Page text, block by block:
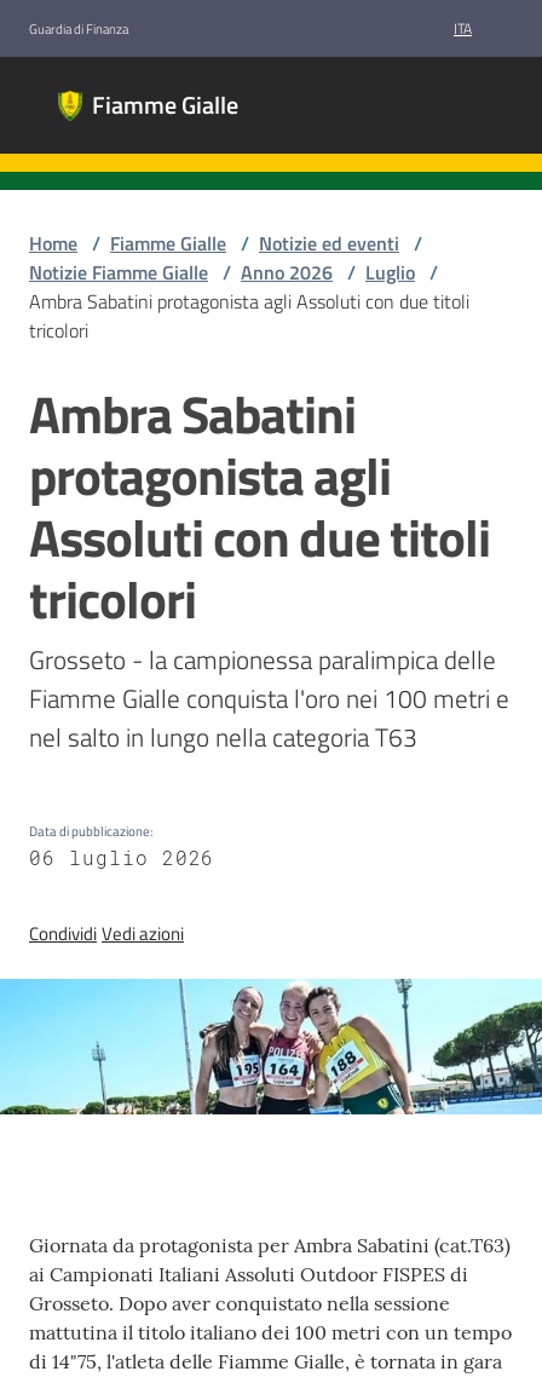
Guardia di Finanza ITA
Fiamme Gialle
Gialle
Gruppi
Sportivi
Finanza
Chi
Discipline
Sezioni
giovanili
Paralimpico
eventi
ANFI
Medagliere
Fiamme
Gialle
su
Home / Fiamme Gialle / Notizie ed eventi /
Notizie Fiamme Gialle / Anno 2026 / Luglio /
Ambra Sabatini protagonista agli Assoluti con due titoli
tricolori
Salta al contenuto
Ambra Sabatini
protagonista agli
Assoluti con due titoli
tricolori
Grosseto - la campionessa paralimpica delle
Fiamme Gialle conquista l'oro nei 100 metri e
nel salto in lungo nella categoria T63
Data di pubblicazione:
06 luglio 2026
CondividiVedi azioni
Contenuto
Giornata da protagonista per Ambra Sabatini (cat.T63)
ai Campionati Italiani Assoluti Outdoor FISPES di
Grosseto. Dopo aver conquistato nella sessione
mattutina il titolo italiano dei 100 metri con un tempo
di 14"75, l'atleta delle Fiamme Gialle, è tornata in gara